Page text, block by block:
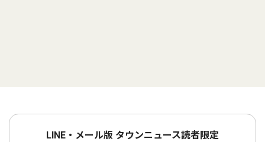
LINE・メール版 タウンニュース読者限定